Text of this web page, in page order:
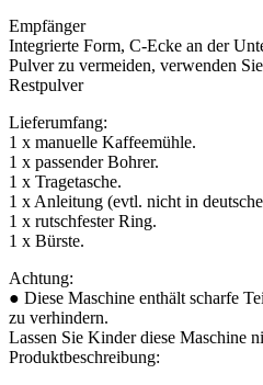
Empfänger
Integrierte Form, C-Ecke an der
Pulver zu vermeiden, verwenden
Restpulver
Lieferumfang:
1 x manuelle Kaffeemühle.
1 x passender Bohrer.
1 x Tragetasche.
1 x Anleitung (evtl. nicht in
1 x rutschfester Ring.
1 x Bürste.
Achtung:
● Diese Maschine enthält scharfe
zu verhindern.
Lassen Sie Kinder diese Maschine
Produktbeschreibung: